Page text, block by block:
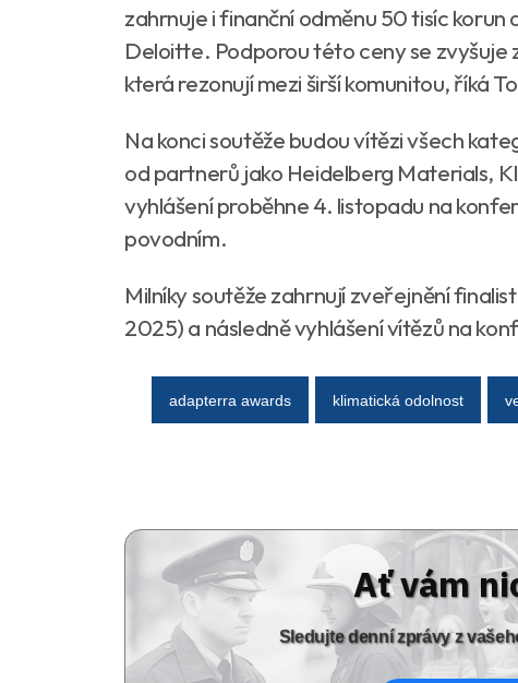
zahrnuje i finanční odměnu 50 tisíc
Deloitte. Podporou této ceny se
která rezonují mezi širší komunitou, říká
Na konci soutěže budou vítězi všech
od partnerů jako Heidelberg Materials,
vyhlášení proběhne 4. listopadu na
povodním.
Milníky soutěže zahrnují zveřejnění
2025) a následně vyhlášení vítězů na
adapterra awards klimatická odolnost
Ať vám
Sledujte denní zprávy z